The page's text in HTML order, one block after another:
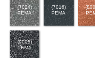
(7024)
PEMA
(7016)
PEMA
(9005)
PEMA